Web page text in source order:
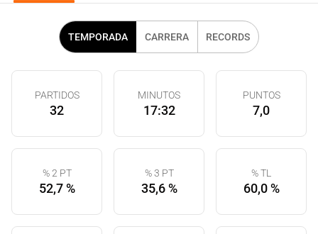
TEMPORADA CARRERA RECORDS
PARTIDOS
32
MINUTOS
17:32
PUNTOS
7,0
% 2 PT
52,7 %
% 3 PT
35,6 %
% TL
60,0 %